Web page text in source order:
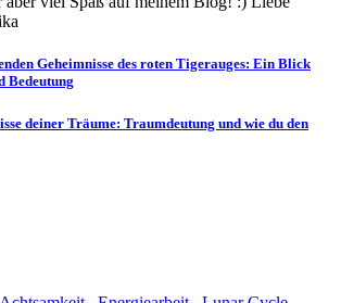
Geheimnisse des roten Tigerauges: Ein Blick
Bedeutung
deiner Träume: Traumdeutung und wie du den